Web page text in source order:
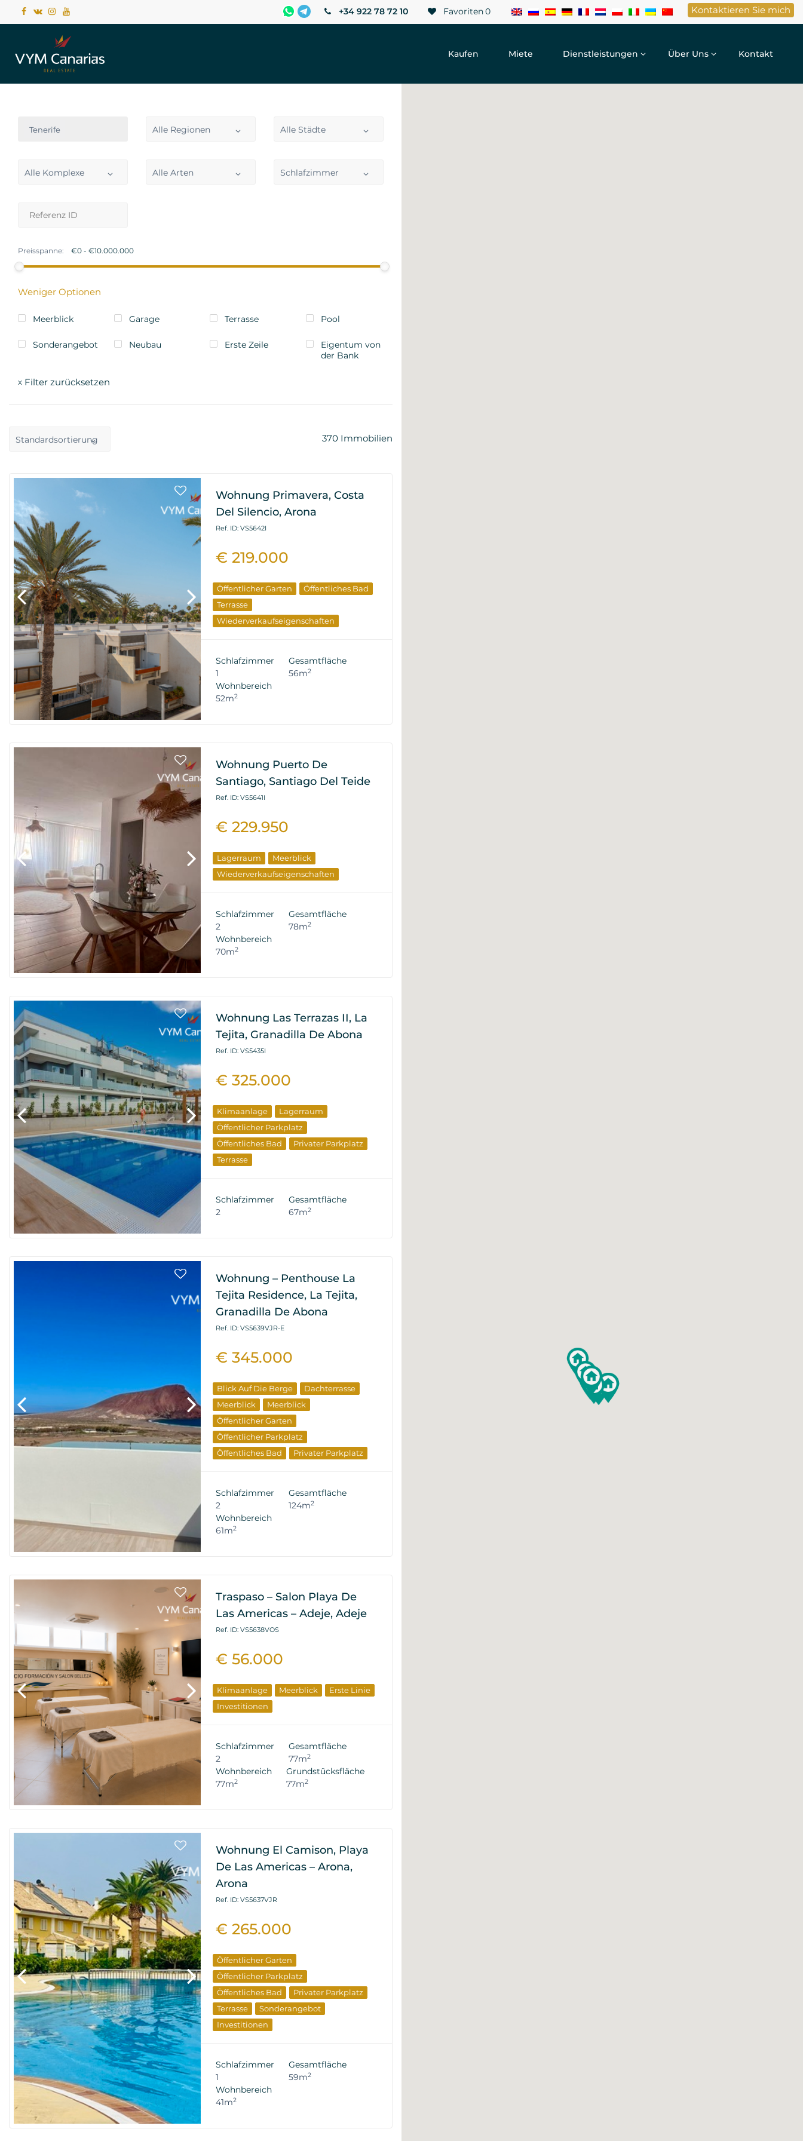
Kontaktieren Sie mich
Favoriten0
+34 922 78 72 10
Kaufen Miete Dienstleistungen Über Uns Kontakt
Tenerife Alle Regionen Alle Städte
Alle Komplexe Alle Arten Schlafzimmer
Preisspanne:
Weniger Optionen
Meerblick Garage Terrasse Pool
Sonderangebot Neubau Erste Zeile
Eigentum von
der Bank
x Filter zurücksetzen
Standardsortierung 370 Immobilien
Wohnung Primavera, Costa
Del Silencio, Arona
Ref. ID: VS5642I
€ 219.000
Öffentlicher Garten
Öffentliches Bad
Terrasse
Wiederverkaufseigenschaften
Schlafzimmer
1
Gesamtfläche
56m2
Wohnbereich
52m2
Wohnung Puerto De
Santiago, Santiago Del Teide
Ref. ID: VS5641I
€ 229.950
Lagerraum
Meerblick
Wiederverkaufseigenschaften
Schlafzimmer
2
Gesamtfläche
78m2
Wohnbereich
70m2
Wohnung Las Terrazas II, La
Tejita, Granadilla De Abona
Ref. ID: VS5435I
€ 325.000
Klimaanlage
Lagerraum
Öffentlicher Parkplatz
Öffentliches Bad
Privater Parkplatz
Terrasse
Schlafzimmer
2
Gesamtfläche
67m2
Wohnung – Penthouse La
Tejita Residence, La Tejita,
Granadilla De Abona
Ref. ID: VS5639VJR-E
€ 345.000
Blick Auf Die Berge
Dachterrasse
Meerblick
Meerblick
Öffentlicher Garten
Öffentlicher Parkplatz
Öffentliches Bad
Privater Parkplatz
Wiederverkaufseigenschaften
Schlafzimmer
2
Gesamtfläche
124m2
Wohnbereich
61m2
Traspaso – Salon Playa De
Las Americas – Adeje, Adeje
Ref. ID: VS5638VOS
€ 56.000
Klimaanlage Meerblick
Erste Linie
Investitionen
Schlafzimmer
2
Gesamtfläche
77m2
Wohnbereich
77m2
Grundstücksfläche
77m2
Wohnung El Camison, Playa
De Las Americas – Arona,
Arona
Ref. ID: VS5637VJR
€ 265.000
Öffentlicher Garten
Öffentlicher Parkplatz
Öffentliches Bad
Privater Parkplatz
Terrasse
Sonderangebot
Investitionen
Schlafzimmer
1
Gesamtfläche
59m2
Wohnbereich
41m2